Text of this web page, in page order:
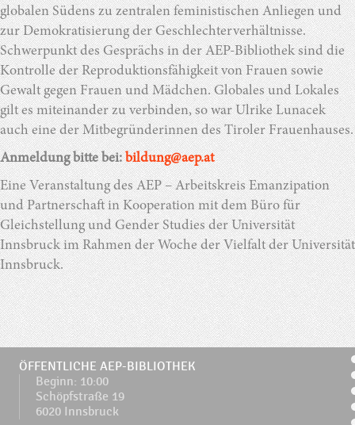
globalen Südens zu zentralen feministischen Anliegen und
zur Demokratisierung der Geschlechterverhältnisse.
Schwerpunkt des Gesprächs in der AEP-Bibliothek sind die
Kontrolle der Reproduktionsfähigkeit von Frauen sowie
Gewalt gegen Frauen und Mädchen. Globales und Lokales
gilt es miteinander zu verbinden, so war Ulrike Lunacek
auch eine der Mitbegründerinnen des Tiroler Frauenhauses.
Anmeldung bitte bei:bildung@aep.at
Eine Veranstaltung des AEP – Arbeitskreis Emanzipation
und Partnerschaft in Kooperation mit dem Büro für
Gleichstellung und Gender Studies der Universität
Innsbruck im Rahmen der Woche der Vielfalt der Universität
Innsbruck.
ÖFFENTLICHE AEP-BIBLIOTHEK
Beginn: 10:00
Schöpfstraße 19
6020 Innsbruck